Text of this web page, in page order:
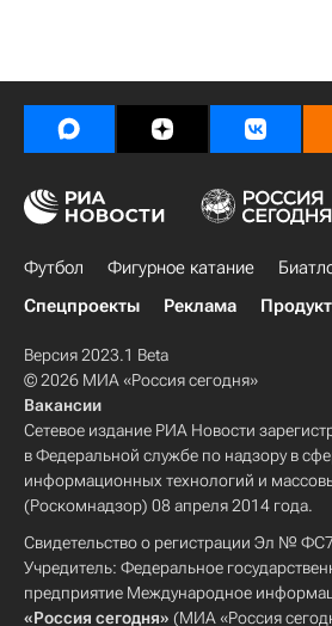
Футбол Фигурное катание
Спецпроекты
Реклама
Версия 2023.1 Beta
© 2026 МИА «Россия сегодня»
Вакансии
Сетевое издание РИА Новости
в Федеральной службе по надзору в
информационных технологий и
(Роскомнадзор) 08 апреля 2014 года.
Свидетельство о регистрации Эл №
Учредитель: Федеральное
предприятие Международное
«Россия сегодня» (МИА «Россия